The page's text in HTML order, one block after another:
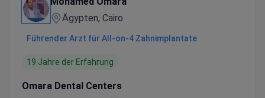
Ägypten, Cairo
Führender Arzt für All-on-4 Zahnimplantate
19 Jahre der Erfahrung
Omara Dental Centers